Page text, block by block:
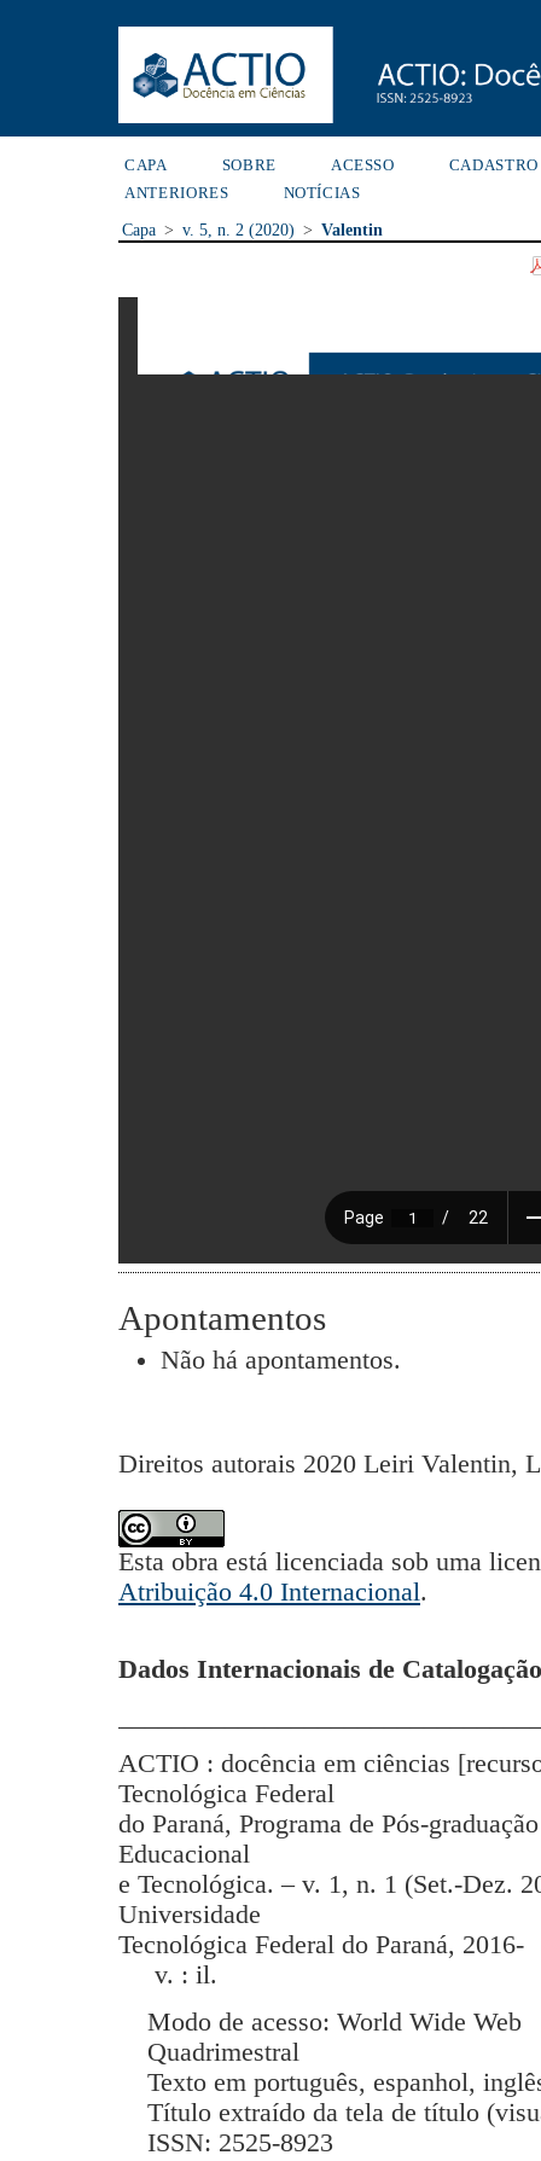
CAPA SOBRE ACESSO
CADASTRO
ANTERIORES
NOTÍCIAS
Capa > v. 5, n. 2 (2020) > Valentin
Apontamentos
Não há apontamentos.
Direitos autorais 2020 Leiri Valentin,
Esta obra está licenciada sob uma
Atribuição 4.0 Internacional.
Dados Internacionais de
ACTIO : docência em ciências
Tecnológica Federal
do Paraná, Programa de Pós-
Educacional
e Tecnológica. – v. 1, n. 1 (Set.-Dez.
Universidade
Tecnológica Federal do Paraná, 2016-
v. : il.
Modo de acesso: World Wide Web
Quadrimestral
Texto em português, espanhol,
Título extraído da tela de título
ISSN: 2525-8923